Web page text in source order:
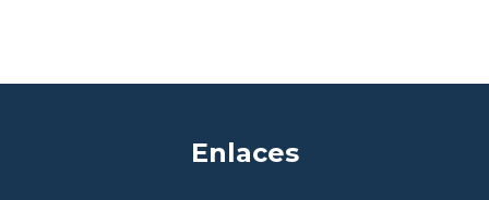
Enlaces